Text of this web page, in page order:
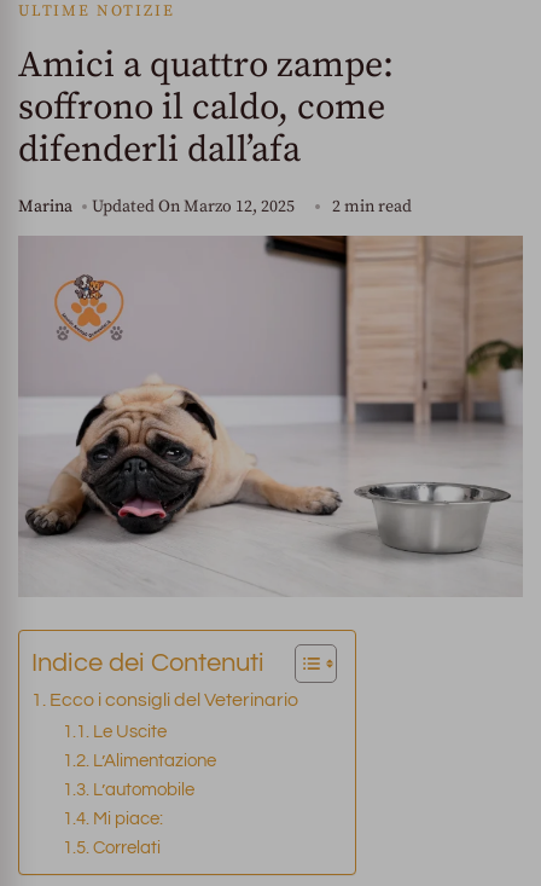
ULTIME NOTIZIE
Amici a quattro zampe:
soffrono il caldo, come
difenderli dall’afa
Marina Updated OnMarzo 12, 2025 2 min read
Indice dei Contenuti
Ecco i consigli del Veterinario
Le Uscite
L’Alimentazione
L’automobile
Mi piace:
Correlati